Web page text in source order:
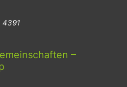
4391
–